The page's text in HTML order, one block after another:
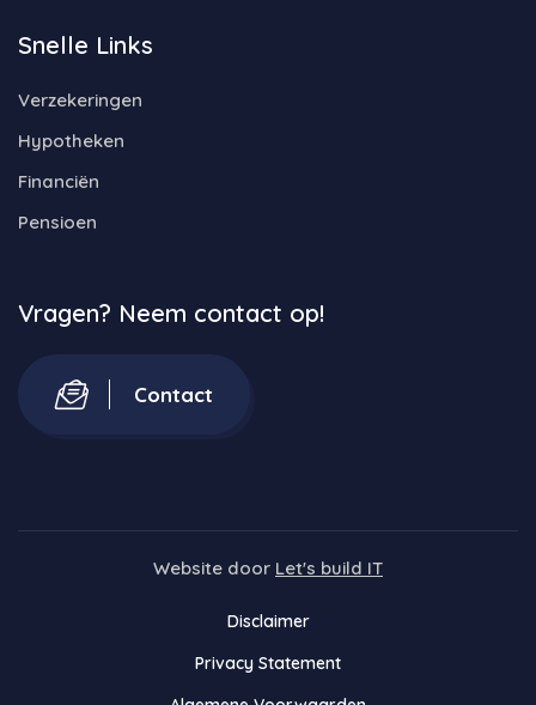
Snelle Links
Verzekeringen
Hypotheken
Financiën
Pensioen
Vragen? Neem contact op!
Contact
Website door Let's build IT
Disclaimer
Privacy Statement